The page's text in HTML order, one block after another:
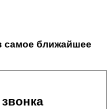
ближайшее